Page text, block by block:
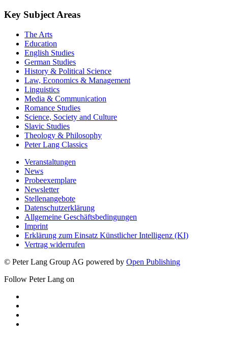
Key Subject Areas
The Arts
Education
English Studies
German Studies
History & Political Science
Law, Economics & Management
Linguistics
Media & Communication
Romance Studies
Science, Society and Culture
Slavic Studies
Theology & Philosophy
Peter Lang Classics
Veranstaltungen
News
Probeexemplare
Newsletter
Stellenangebote
Datenschutzerklärung
Allgemeine Geschäftsbedingungen
Imprint
Erklärung zum Einsatz Künstlicher Intelligenz (KI)
Vertrag widerrufen
© Peter Lang Group AG powered by Open Publishing
Follow Peter Lang on